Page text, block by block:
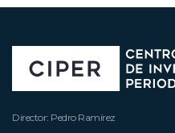
Director: Pedro Ramírez